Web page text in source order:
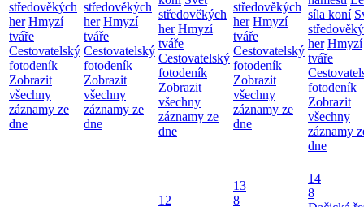
středověkých
her Hmyzí
tváře
Cestovatelský
fotodeník
Zobrazit
všechny
záznamy ze
dne
středověkých
her Hmyzí
tváře
Cestovatelský
fotodeník
Zobrazit
všechny
záznamy ze
dne
středověkých
her Hmyzí
tváře
Cestovatelský
fotodeník
Zobrazit
všechny
záznamy ze
dne
středověkých
her Hmyzí
tváře
Cestovatelský
fotodeník
Zobrazit
všechny
záznamy ze
dne
síla koní
her Hmyzí
tváře
fotodeník
Zobrazit
všechny
záznamy
dne
12
13
8
14
8